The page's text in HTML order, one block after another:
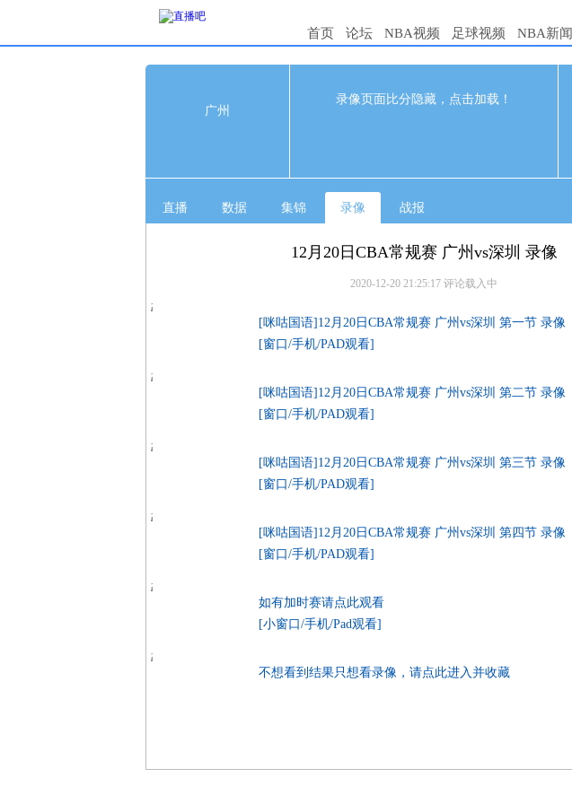
首页 论坛 NBA视频 足球视频 NBA新闻
广州
录像页面比分隐藏，点击加载！
96 完赛 98
直播 数据 集锦 录像 战报
12月20日CBA常规赛 广州vs深圳 录像
2020-12-20 21:25:17 评论载入中
[咪咕国语]12月20日CBA常规赛 广州vs深圳 第一节 录像
[窗口/手机/PAD观看]
[咪咕国语]12月20日CBA常规赛 广州vs深圳 第二节 录像
[窗口/手机/PAD观看]
[咪咕国语]12月20日CBA常规赛 广州vs深圳 第三节 录像
[窗口/手机/PAD观看]
[咪咕国语]12月20日CBA常规赛 广州vs深圳 第四节 录像
[窗口/手机/PAD观看]
如有加时赛请点此观看
[小窗口/手机/Pad观看]
不想看到结果只想看录像，请点此进入并收藏